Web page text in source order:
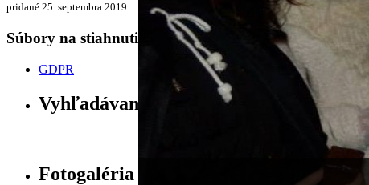
pridané 25. septembra 2019
Súbory na stiahnutie
GDPR
Vyhľadávanie
Fotogaléria